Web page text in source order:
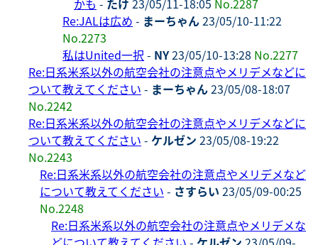
かも - たけ 23/05/11-18:05 No.2287
Re:JALは広め - まーちゃん23/05/10-11:22
No.2273
私はUnited一択 - NY23/05/10-13:28 No.2277
Re:日系米系以外の航空会社の注意点やメリデメなどに
ついて教えてください - まーちゃん23/05/08-18:07
No.2242
Re:日系米系以外の航空会社の注意点やメリデメなどに
ついて教えてください - ケルゼン 23/05/08-19:22
No.2243
Re:日系米系以外の航空会社の注意点やメリデメなど
について教えてください - さすらい 23/05/09-00:25
No.2248
Re:日系米系以外の航空会社の注意点やメリデメな